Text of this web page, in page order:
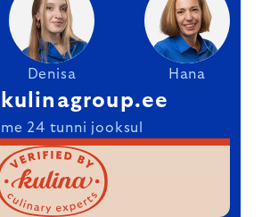
Denisa Hana
24 tunni jooksul